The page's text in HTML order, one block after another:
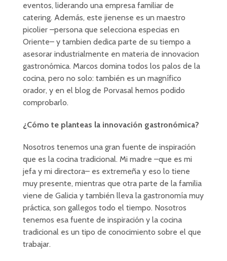
eventos, liderando una empresa familiar de
catering. Además, este jienense es un maestro
picolier –persona que selecciona especias en
Oriente– y tambien dedica parte de su tiempo a
asesorar industrialmente en materia de innovacion
gastronómica. Marcos domina todos los palos de la
cocina, pero no solo: también es un magnífico
orador, y en el blog de Porvasal hemos podido
comprobarlo.
¿Cómo te planteas la innovación gastronómica?
Nosotros tenemos una gran fuente de inspiración
que es la cocina tradicional. Mi madre –que es mi
jefa y mi directora– es extremeña y eso lo tiene
muy presente, mientras que otra parte de la familia
viene de Galicia y también lleva la gastronomía muy
práctica, son gallegos todo el tiempo. Nosotros
tenemos esa fuente de inspiración y la cocina
tradicional es un tipo de conocimiento sobre el que
trabajar.